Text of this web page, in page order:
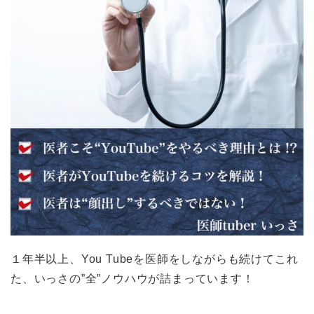
１年半以上、You Tubeを医師をしながらも続けてこれ
た、いっさの”全”ノウハウが詰まっています！